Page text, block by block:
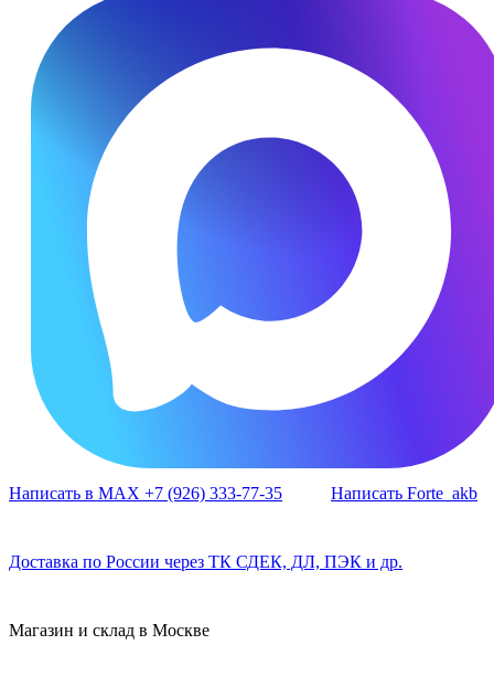
Написать в MAX +7 (926) 333-77-35 Написать Forte_akb
Доставка по России через ТК СДЕК, ДЛ, ПЭК и др.
Магазин и склад в Москве